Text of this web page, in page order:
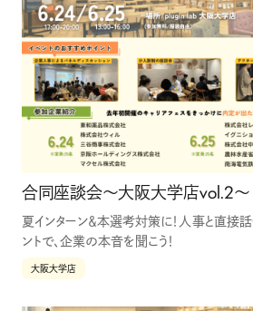
合同座談会〜大阪大学店vol.2〜
夏インターン＆本選考対策に！人事と直接
ントで、企業の本音を聞こう！
大阪大学店